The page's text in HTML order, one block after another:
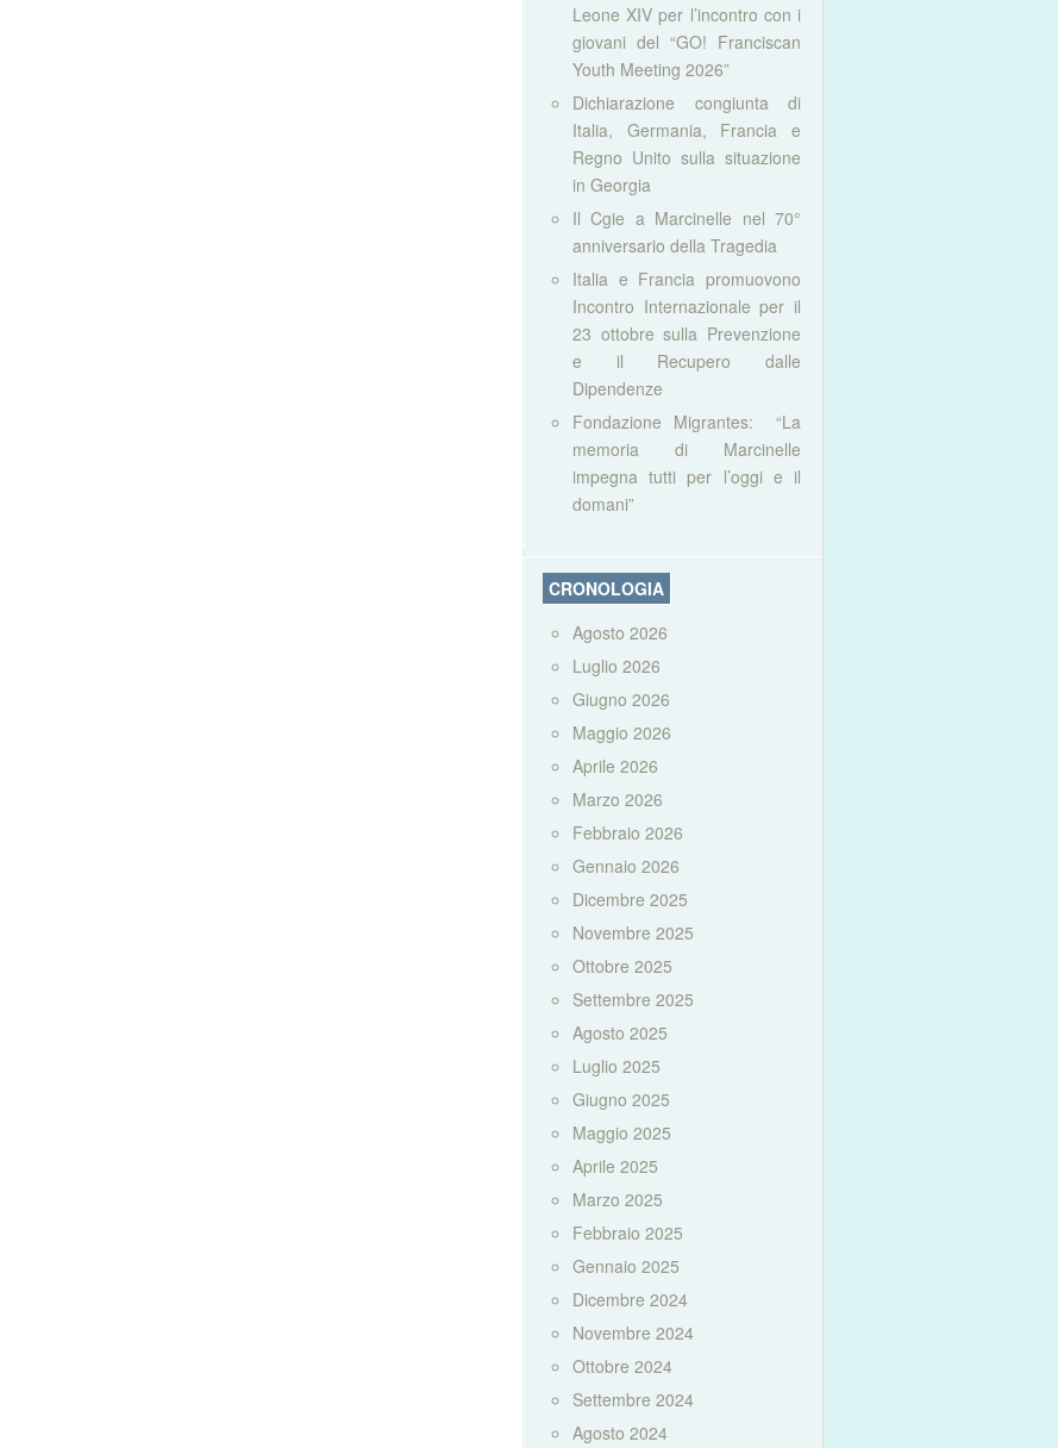
Leone XIV per l’incontro con i
giovani del “GO! Franciscan
Youth Meeting 2026”
Dichiarazione congiunta di
Italia, Germania, Francia e
Regno Unito sulla situazione
in Georgia
Il Cgie a Marcinelle nel 70°
anniversario della Tragedia
Italia e Francia promuovono
Incontro Internazionale per il
23 ottobre sulla Prevenzione
e il Recupero dalle
Dipendenze
Fondazione Migrantes: “La
memoria di Marcinelle
impegna tutti per l’oggi e il
domani”
CRONOLOGIA
Agosto 2026
Luglio 2026
Giugno 2026
Maggio 2026
Aprile 2026
Marzo 2026
Febbraio 2026
Gennaio 2026
Dicembre 2025
Novembre 2025
Ottobre 2025
Settembre 2025
Agosto 2025
Luglio 2025
Giugno 2025
Maggio 2025
Aprile 2025
Marzo 2025
Febbraio 2025
Gennaio 2025
Dicembre 2024
Novembre 2024
Ottobre 2024
Settembre 2024
Agosto 2024